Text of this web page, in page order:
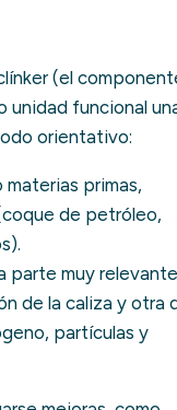
(el
unidad funcional
orientativo:
materias primas,
de petróleo,
parte muy relevante
de la caliza y otra
partículas y